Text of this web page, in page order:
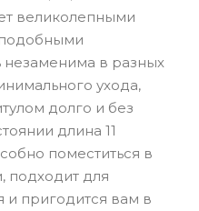
великолепными
незаменима в разных
ухода,
долго и без
длина 11
поместиться в
подходит для
пригодится вам в